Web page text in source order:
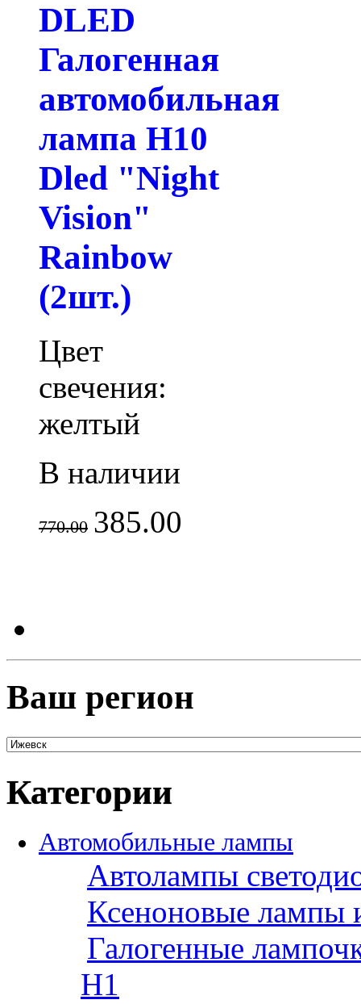
DLED
Галогенная
автомобильная
лампа H10
Dled "Night
Vision"
Rainbow
(2шт.)
Цвет
свечения:
желтый
В наличии
770.00 385.00
Ваш регион
Категории
Автомобильные лампы
Автолампы
Ксеноновые лампы
Галогенные
H1